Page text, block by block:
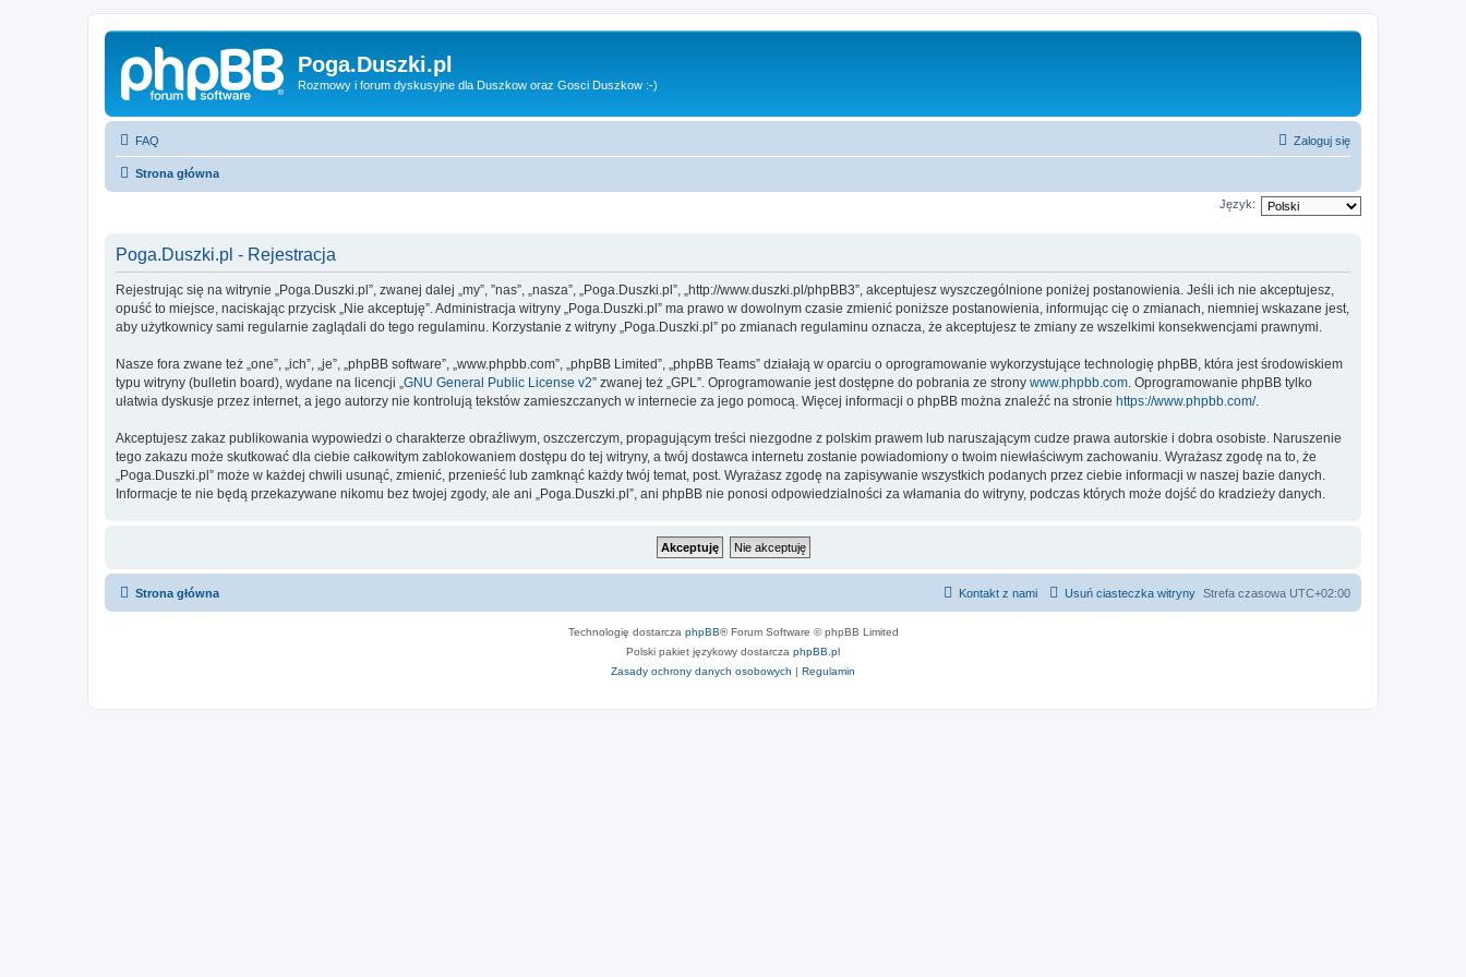
Poga.Duszki.pl
Rozmowy i forum dyskusyjne dla Duszkow oraz Gosci Duszkow :-)
FAQ Zaloguj się
Strona główna
Język:
Poga.Duszki.pl - Rejestracja
Rejestrując się na witrynie „Poga.Duszki.pl”, zwanej dalej „my”, ”nas”, „nasza”, „Poga.Duszki.pl”, „http://www.duszki.pl/phpBB3”, akceptujesz wyszczególnione poniżej postanowienia. Jeśli ich nie akceptujesz,
opuść to miejsce, naciskając przycisk „Nie akceptuję”. Administracja witryny „Poga.Duszki.pl” ma prawo w dowolnym czasie zmienić poniższe postanowienia, informując cię o zmianach, niemniej wskazane jest,
aby użytkownicy sami regularnie zaglądali do tego regulaminu. Korzystanie z witryny „Poga.Duszki.pl” po zmianach regulaminu oznacza, że akceptujesz te zmiany ze wszelkimi konsekwencjami prawnymi.
Nasze fora zwane też „one”, „ich”, „je”, „phpBB software”, „www.phpbb.com”, „phpBB Limited”, „phpBB Teams” działają w oparciu o oprogramowanie wykorzystujące technologię phpBB, która jest środowiskiem
typu witryny (bulletin board), wydane na licencji „GNU General Public License v2” zwanej też „GPL”. Oprogramowanie jest dostępne do pobrania ze strony www.phpbb.com. Oprogramowanie phpBB tylko
ułatwia dyskusje przez internet, a jego autorzy nie kontrolują tekstów zamieszczanych w internecie za jego pomocą. Więcej informacji o phpBB można znaleźć na stronie https://www.phpbb.com/.
Akceptujesz zakaz publikowania wypowiedzi o charakterze obraźliwym, oszczerczym, propagującym treści niezgodne z polskim prawem lub naruszającym cudze prawa autorskie i dobra osobiste. Naruszenie
tego zakazu może skutkować dla ciebie całkowitym zablokowaniem dostępu do tej witryny, a twój dostawca internetu zostanie powiadomiony o twoim niewłaściwym zachowaniu. Wyrażasz zgodę na to, że
„Poga.Duszki.pl” może w każdej chwili usunąć, zmienić, przenieść lub zamknąć każdy twój temat, post. Wyrażasz zgodę na zapisywanie wszystkich podanych przez ciebie informacji w naszej bazie danych.
Informacje te nie będą przekazywane nikomu bez twojej zgody, ale ani „Poga.Duszki.pl”, ani phpBB nie ponosi odpowiedzialności za włamania do witryny, podczas których może dojść do kradzieży danych.
Strona główna Strefa czasowa UTC+02:00
Usuń ciasteczka witryny
Kontakt z nami
Technologię dostarcza phpBB® Forum Software © phpBB Limited
Polski pakiet językowy dostarcza phpBB.pl
Zasady ochrony danych osobowych | Regulamin